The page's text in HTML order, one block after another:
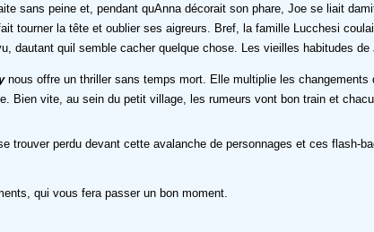
sans peine et, pendant quAnna décorait son phare, Joe se liait
tourner la tête et oublier ses aigreurs. Bref, la famille Lucchesi
dautant quil semble cacher quelque chose. Les vieilles habitudes
nous offre un thriller sans temps mort. Elle multiplie les changements
Bien vite, au sein du petit village, les rumeurs vont bon train et
trouver perdu devant cette avalanche de personnages et ces
qui vous fera passer un bon moment.